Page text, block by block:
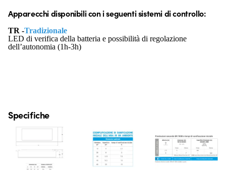
Apparecchi disponibili con i seguenti sistemi di controllo:
TR -Tradizionale
LED di verifica della batteria e possibilità di regolazione
dell’autonomia (1h-3h)
Specifiche